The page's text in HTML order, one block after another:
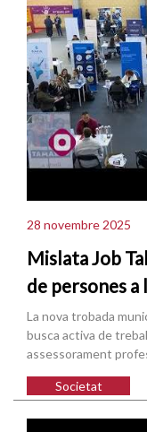
28 novembre 2025
Mislata Job
de persones
La nova trobada
busca activa de
assessorament
Societat